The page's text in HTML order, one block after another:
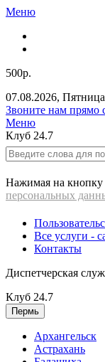
Меню
500р.
07.08.2026, Пятница
Звоните нам прямо
Меню
Клуб 24.7
Нажимая на кнопку
персональных
Все услуги -
Контакты
Диспетчерская
Клуб 24.7
Пермь
Архангельск
Астрахань